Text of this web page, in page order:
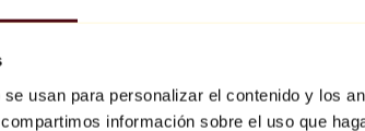
usan para personalizar el contenido y los
información sobre el uso que